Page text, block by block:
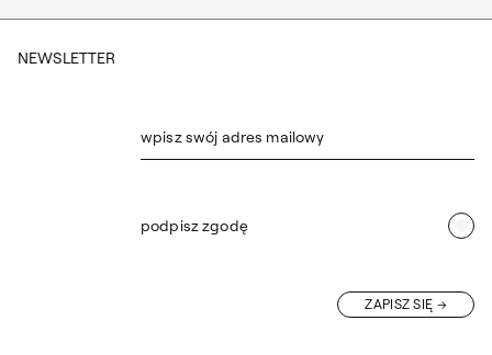
NEWSLETTER
wpisz swój adres mailowy
podpisz zgodę
ZAPISZ SIĘ